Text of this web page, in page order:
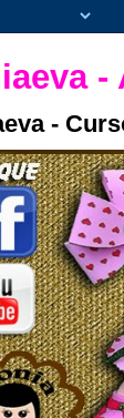
-
-